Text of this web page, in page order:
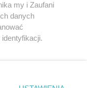
my i Zaufani
danych
prywatności